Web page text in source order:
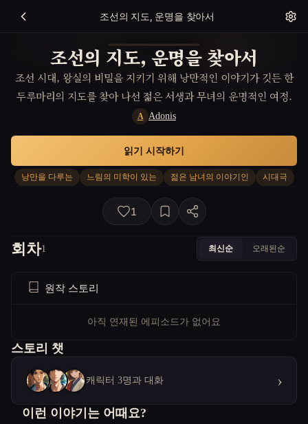
조선의 지도, 운명을 찾아서
조선의 지도, 운명을 찾아서
조선 시대, 왕실의 비밀을 지키기 위해 낭만적인 이야기가 깃든 한
두루마리의 지도를 찾아 나선 젊은 서생과 무녀의 운명적인 여정.
A Adonis
낭만을 다루는 느림의 미학이 있는 젊은 남녀의 이야기인 시대극
읽기 시작하기
1
회차1 최신순 오래된순
원작 스토리
아직 연재된 에피소드가 없어요
스토리 챗
캐릭터 3명과 대화 ›
이런 이야기는 어때요?